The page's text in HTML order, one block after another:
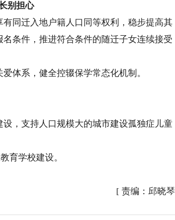
别担心
同迁入地户籍人口同等权利，稳步提高其
条件，推进符合条件的随迁子女连续接受
系，健全控辍保学常态化机制。
，支持人口规模大的城市建设孤独症儿童
育学校建设。
[ 责编：邱晓琴